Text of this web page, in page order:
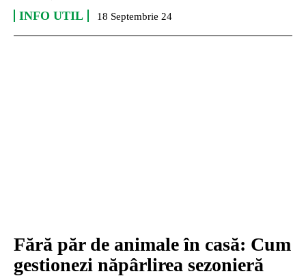
INFO UTIL 18 Septembrie 24
Fără păr de animale în casă: Cum
gestionezi năpârlirea sezonieră